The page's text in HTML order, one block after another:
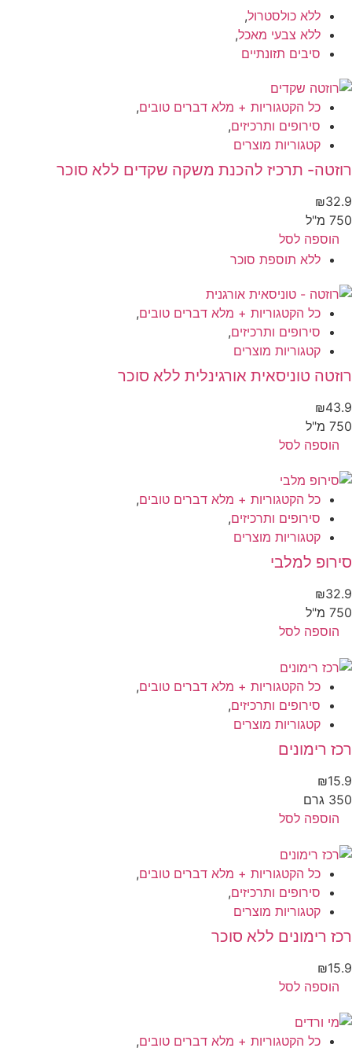
ללא כולסטרול,
ללא צבעי מאכל,
סיבים תזונתיים
כל הקטגוריות + מלא דברים טובים,
סירופים ותרכיזים,
קטגוריות מוצרים
תרכיז להכנת משקה שקדים ללא סוכר
₪
מ"ל
הוספה לסל
ללא תוספת סוכר
כל הקטגוריות + מלא דברים טובים,
סירופים ותרכיזים,
קטגוריות מוצרים
טוניסאית אורגינלית ללא סוכר
₪
מ"ל
הוספה לסל
כל הקטגוריות + מלא דברים טובים,
סירופים ותרכיזים,
קטגוריות מוצרים
למלבי
₪
מ"ל
הוספה לסל
כל הקטגוריות + מלא דברים טובים,
סירופים ותרכיזים,
קטגוריות מוצרים
רימונים
₪
גרם
הוספה לסל
כל הקטגוריות + מלא דברים טובים,
סירופים ותרכיזים,
קטגוריות מוצרים
רימונים ללא סוכר
₪
הוספה לסל
כל הקטגוריות + מלא דברים טובים,